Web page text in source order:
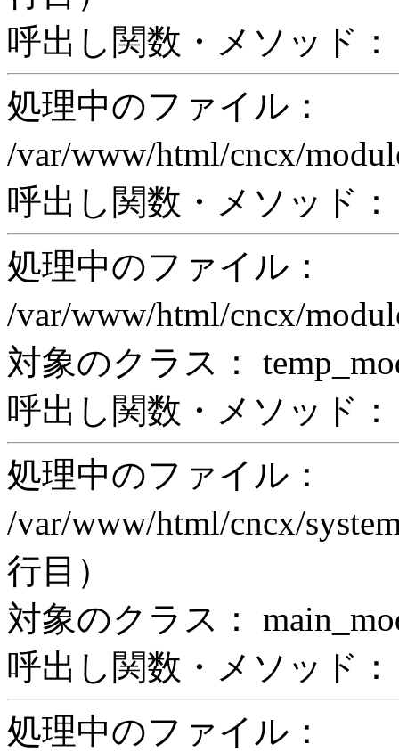
呼出し関数・メソッド：
処理中のファイル：
/var/www/html/cncx/
呼出し関数・メソッド：
処理中のファイル：
/var/www/html/cncx/
対象のクラス：
呼出し関数・メソッド：
処理中のファイル：
/var/www/html/cncx/
行目）
対象のクラス：
呼出し関数・メソッド：
処理中のファイル：